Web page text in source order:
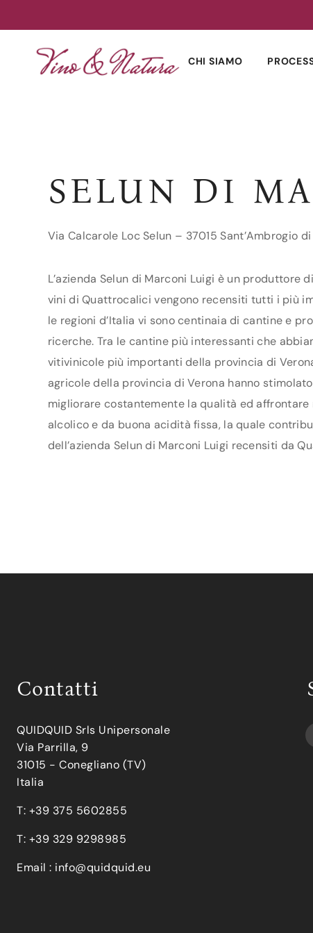
CHI SIAMO
SELUN DI
Via Calcarole Loc Selun – 37015 Sant’Ambrogio
L’azienda Selun di Marconi Luigi è un produttore
vini di Quattrocalici vengono recensiti tutti i più
le regioni d’Italia vi sono centinaia di cantine e
ricerche. Tra le cantine più interessanti che
vitivinicole più importanti della provincia di
agricole della provincia di Verona hanno
migliorare costantemente la qualità ed affrontare
alcolico e da buona acidità fissa, la quale
dell’azienda Selun di Marconi Luigi recensiti da
Contatti
QUIDQUID Srls Unipersonale
Via Parrilla, 9
31015 - Conegliano (TV)
Italia
T: +39 375 5602855
T: +39 329 9298985
Email : info@quidquid.eu